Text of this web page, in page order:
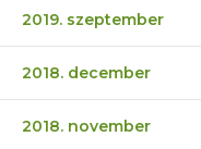
2019. szeptember
2018. december
2018. november